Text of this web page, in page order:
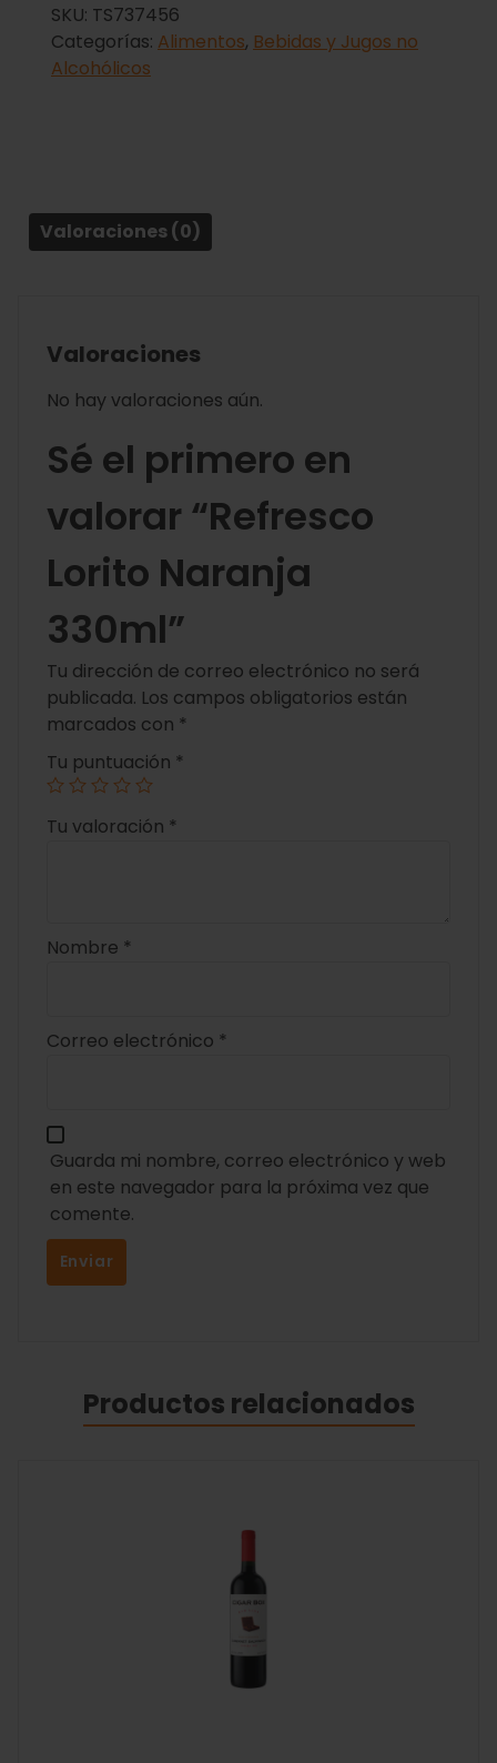
SKU: TS737456
Categorías: Alimentos, Bebidas y Jugos no
Alcohólicos
Valoraciones (0)
Valoraciones
No hay valoraciones aún.
Sé el primero en
valorar “Refresco
Lorito Naranja
330ml”
Tu dirección de correo electrónico no será
publicada. Los campos obligatorios están
marcados con *
Tu puntuación *
Tu valoración *
Nombre *
Correo electrónico *
Guarda mi nombre, correo electrónico y web
en este navegador para la próxima vez que
comente.
Productos relacionados